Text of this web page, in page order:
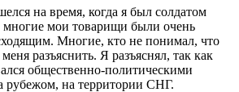
на время, когда я был солдатом
мои товарищи были очень
Многие, кто не понимал, что
разъяснить. Я разъяснял, так как
общественно-политическими
рубежом, на территории СНГ.